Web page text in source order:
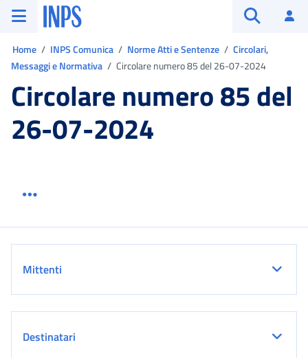
Vai al menu principale
Vai al contenuto principale
Vai al pie' di pagina
INPS ()
Home INPS Comunica Norme Atti e Sentenze
Circolari,
Messaggi e Normativa
Circolare numero 85 del 26-07-2024
Circolare numero 85 del
26-07-2024
Mittenti
Destinatari